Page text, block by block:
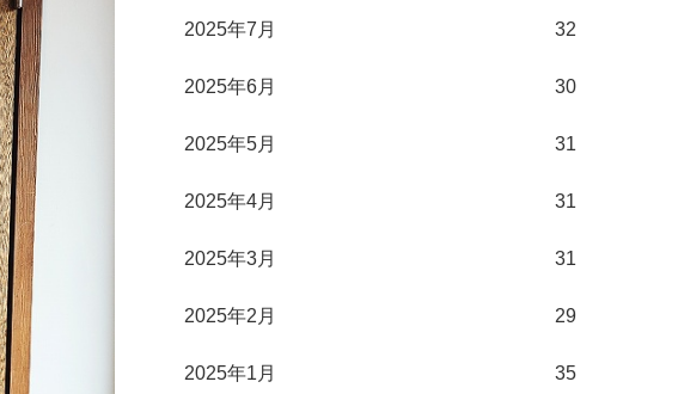
2025年7月 32
2025年6月 30
2025年5月 31
2025年4月 31
2025年3月 31
2025年2月 29
2025年1月 35